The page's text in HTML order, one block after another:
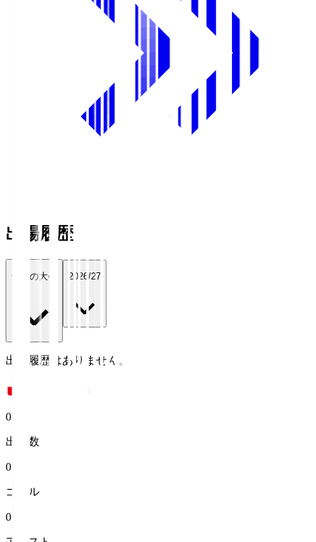
出場履歴
全ての大会 2026/27
出場履歴はありません。
0
出場数
0
ゴール
0